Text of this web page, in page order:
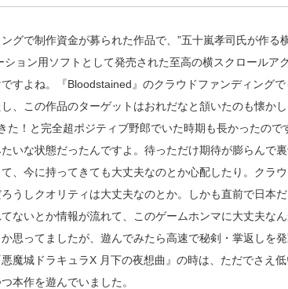
グで制作資金が募られた作品で、”五十嵐孝司氏が作る
ョン用ソフトとして発売された至高の横スクロールア
すよね。『Bloodstained』のクラウドファンディング
、この作品のターゲットはおれだなと頷いたのも懐か
た！と完全超ポジティブ野郎でいた時期も長かったの
いな状態だったんですよ。待っただけ期待が膨らんで
、今に持ってきても大丈夫なのとか心配したり。クラ
うしクオリティは大丈夫なのとか。しかも直前で日本
ないとか情報が流れて、このゲームホンマに大丈夫な
思ってましたが、遊んでみたら高速で秘剣・掌返しを
魔城ドラキュラX 月下の夜想曲』の時は、ただでさえ
本作を遊んでいました。